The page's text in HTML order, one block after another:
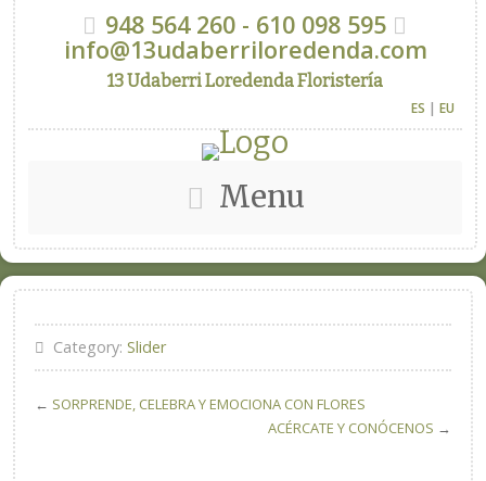
948 564 260 - 610 098 595
info@13udaberriloredenda.com
13 Udaberri Loredenda Floristería
ES | EU
Menu
Category: Slider
← SORPRENDE, CELEBRA Y EMOCIONA CON FLORES
ACÉRCATE Y CONÓCENOS →